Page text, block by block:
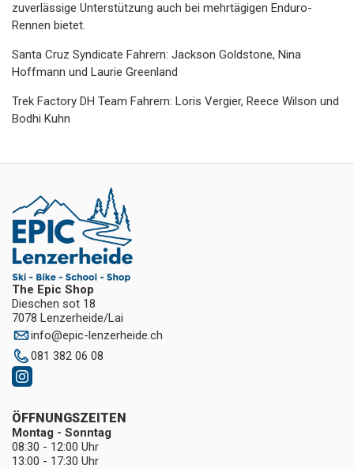
zuverlässige Unterstützung auch bei mehrtägigen Enduro-
Rennen bietet.
Santa Cruz Syndicate Fahrern: Jackson Goldstone, Nina
Hoffmann und Laurie Greenland
Trek Factory DH Team Fahrern: Loris Vergier, Reece Wilson und
Bodhi Kuhn
The Epic Shop
Dieschen sot 18
7078 Lenzerheide/Lai
info@epic-lenzerheide.ch
081 382 06 08
ÖFFNUNGSZEITEN
Montag - Sonntag
08:30 - 12:00 Uhr
13:00 - 17:30 Uhr